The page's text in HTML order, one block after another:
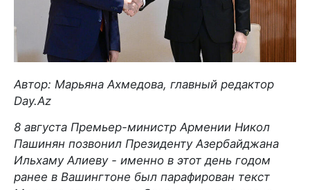
Автор: Марьяна Ахмедова, главный редактор
Day.Az
8 августа Премьер-министр Армении Никол
Пашинян позвонил Президенту Азербайджана
Ильхаму Алиеву - именно в этот день годом
ранее в Вашингтоне был парафирован текст